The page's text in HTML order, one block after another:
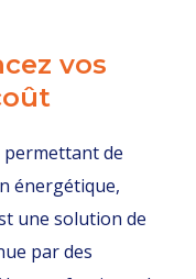
vos
permettant de
énergétique,
une solution de
par des